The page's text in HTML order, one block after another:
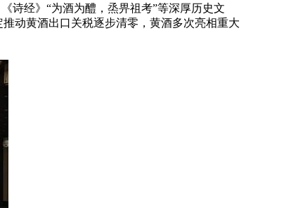
诗经》“为酒为醴，烝畀祖考”等深厚历史文
动黄酒出口关税逐步清零，黄酒多次亮相重大